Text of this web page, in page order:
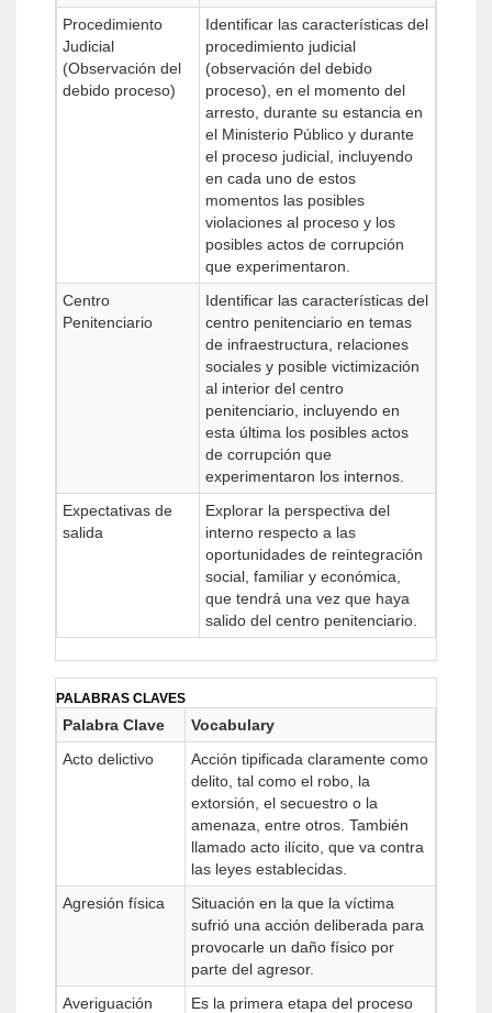
Procedimiento
Judicial
(Observación del
debido proceso)
Identificar las características del
procedimiento judicial
(observación del debido
proceso), en el momento del
arresto, durante su estancia en
el Ministerio Público y durante
el proceso judicial, incluyendo
en cada uno de estos
momentos las posibles
violaciones al proceso y los
posibles actos de corrupción
que experimentaron.
Centro
Penitenciario
Identificar las características del
centro penitenciario en temas
de infraestructura, relaciones
sociales y posible victimización
al interior del centro
penitenciario, incluyendo en
esta última los posibles actos
de corrupción que
experimentaron los internos.
Expectativas de
salida
Explorar la perspectiva del
interno respecto a las
oportunidades de reintegración
social, familiar y económica,
que tendrá una vez que haya
salido del centro penitenciario.
PALABRAS CLAVES
Palabra Clave
Vocabulary
Acto delictivo
Acción tipificada claramente como
delito, tal como el robo, la
extorsión, el secuestro o la
amenaza, entre otros. También
llamado acto ilícito, que va contra
las leyes establecidas.
Agresión física
Situación en la que la víctima
sufrió una acción deliberada para
provocarle un daño físico por
parte del agresor.
Averiguación
Es la primera etapa del proceso